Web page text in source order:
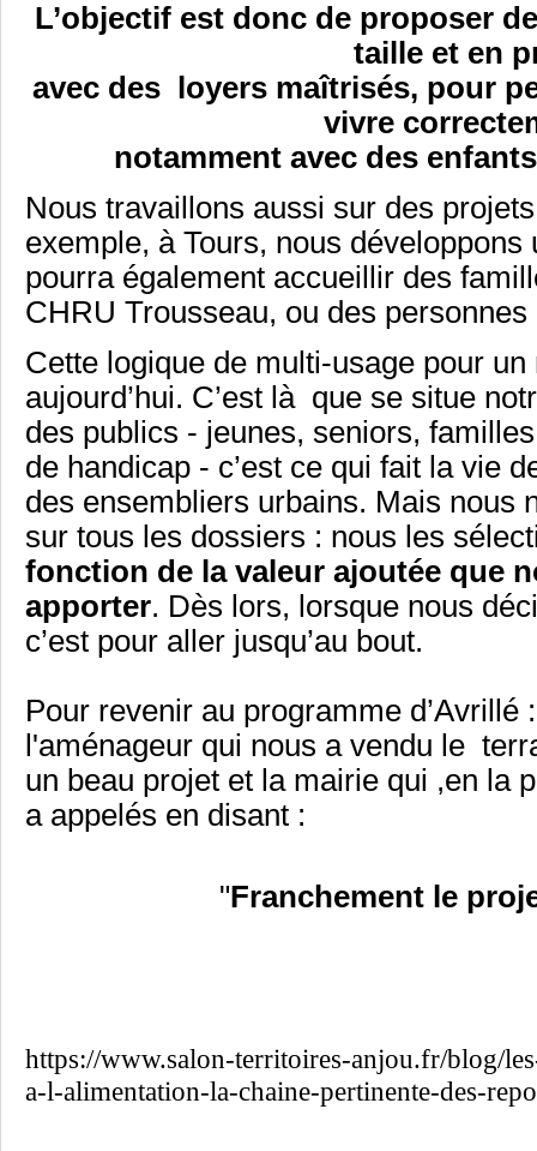
L’objectif est donc de proposer
taille et en
avec des loyers maîtrisés, pour
vivre
notamment avec des
Nous travaillons aussi sur des
exemple, à Tours, nous
pourra également accueillir des
CHRU Trousseau, ou des
Cette logique de multi-usage pour
aujourd’hui. C’est là que se situe
des publics - jeunes, seniors,
de handicap - c’est ce qui fait la vie
des ensembliers urbains. Mais nous
sur tous les dossiers : nous les
fonction de la valeur ajoutée que
apporter. Dès lors, lorsque nous
c’est pour aller jusqu’au bout.
Pour revenir au programme d’Avrillé
l'aménageur qui nous a vendu le
un beau projet et la mairie qui ,en la
a appelés en disant :
"Franchement le
https://www.salon-territoires-anjou.fr/blog/
a-l-alimentation-la-chaine-pertinente-des-